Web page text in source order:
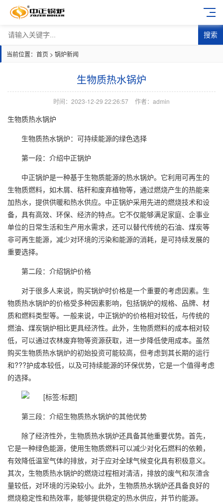
搜索
当前位置： 首页 > 锅炉新闻
生物质热水锅炉
时间：2023-12-29 22:26:57 作者：admin
生物质热水锅炉
生物质热水锅炉：可持续能源的绿色选择
第一段：介绍中正锅炉
中正锅炉是一种基于生物质能源的热水锅炉。它利用可再生的
生物质燃料，如木屑、秸秆和废弃植物等，通过燃烧产生的热能来
加热水，提供供暖和热水供应。中正锅炉采用先进的燃烧技术和设
备，具有高效、环保、经济的特点。它不仅能够满足家庭、企事业
单位的日常生活和生产用水需求，还可以替代传统的石油、煤炭等
非可再生能源，减少对环境的污染和能源的消耗，是可持续发展的
重要选择。
第二段：介绍锅炉价格
对于很多人来说，购买锅炉时价格是一个重要的考虑因素。生
物质热水锅炉的价格受多种因素影响，包括锅炉的规格、品牌、材
质和燃料类型等。一般来说，中正锅炉的价格相对较低，与传统的
燃油、煤炭锅炉相比更具经济性。此外，生物质燃料的成本相对较
低，可以通过农林废弃物等资源获取，进一步降低使用成本。虽然
购买生物质热水锅炉的初始投资可能较高，但考虑到其长期的运行
和???护成本较低，以及可持续能源的环保优势，它是一个值得考虑
的选择。
第三段：介绍生物质热水锅炉的其他优势
除了经济性外，生物质热水锅炉还具备其他重要优势。首先，
它是一种绿色能源，使用生物质燃料可以减少对化石燃料的依赖，
有效降低温室气体的排放，对于应对全球气候变化具有积极意义。
其次，生物质热水锅炉的燃烧过程相对清洁，排放的废气和灰渣含
量较低，对环境的污染较小。此外，生物质热水锅炉还具备良好的
燃烧稳定性和热效率，能够提供稳定的热水供应，并节约能源。